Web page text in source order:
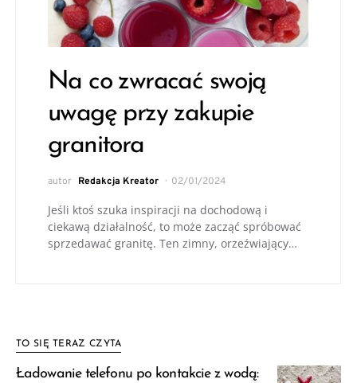
Na co zwracać swoją
uwagę przy zakupie
granitora
autor Redakcja Kreator 02/01/2024
Jeśli ktoś szuka inspiracji na dochodową i
ciekawą działalność, to może zacząć spróbować
sprzedawać granitę. Ten zimny, orzeźwiający…
TO SIĘ TERAZ CZYTA
Ładowanie telefonu po kontakcie z wodą: